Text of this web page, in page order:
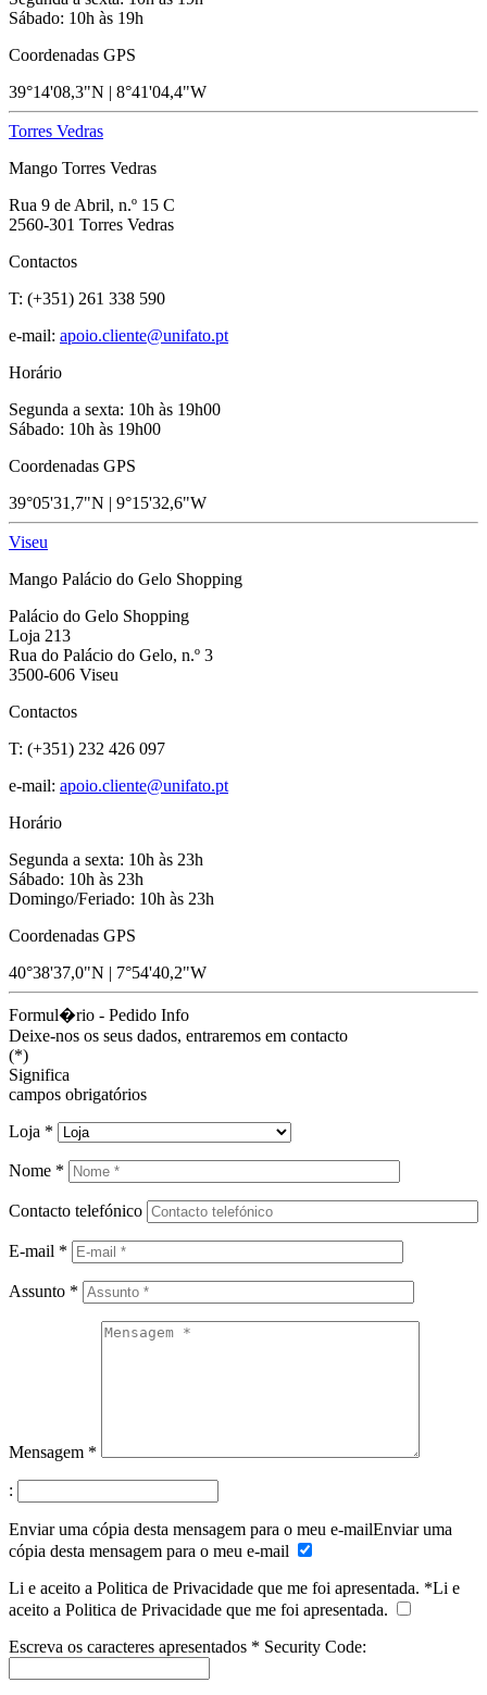
Sábado: 10h às 19h
Coordenadas GPS
39°14'08,3"N | 8°41'04,4"W
Torres Vedras
Mango Torres Vedras
Rua 9 de Abril, n.º 15 C
2560-301 Torres Vedras
Contactos
T: (+351) 261 338 590
e-mail: apoio.cliente@unifato.pt
Horário
Segunda a sexta: 10h às 19h00
Sábado: 10h às 19h00
Coordenadas GPS
39°05'31,7"N | 9°15'32,6"W
Viseu
Mango Palácio do Gelo Shopping
Palácio do Gelo Shopping
Loja 213
Rua do Palácio do Gelo, n.º 3
3500-606 Viseu
Contactos
T: (+351) 232 426 097
e-mail: apoio.cliente@unifato.pt
Horário
Segunda a sexta: 10h às 23h
Sábado: 10h às 23h
Domingo/Feriado: 10h às 23h
Coordenadas GPS
40°38'37,0"N | 7°54'40,2"W
Formul�rio - Pedido Info
Deixe-nos os seus dados, entraremos em contacto
(*)
Significa
campos obrigatórios
Loja *
Nome *
Contacto telefónico
E-mail *
Assunto *
Mensagem *
:
Enviar uma cópia desta mensagem para o meu e-mailEnviar uma
cópia desta mensagem para o meu e-mail
Li e aceito a Politica de Privacidade que me foi apresentada. *Li e
aceito a Politica de Privacidade que me foi apresentada.
Escreva os caracteres apresentados * Security Code: